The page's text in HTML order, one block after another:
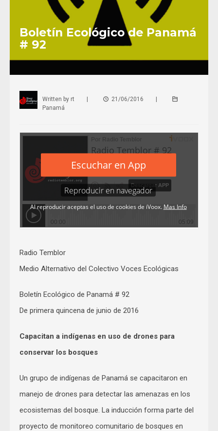
Boletín Ecológico de Panamá
# 92
Written by rt | 21/06/2016
|
Panamá
Radio Temblor
Medio Alternativo del Colectivo Voces Ecológicas
Boletín Ecológico de Panamá # 92
De primera quincena de junio de 2016
Capacitan a indígenas en uso de drones para
conservar los bosques
Un grupo de indígenas de Panamá se capacitaron en
manejo de drones para detectar las amenazas en los
ecosistemas del bosque. La inducción forma parte del
proyecto de monitoreo comunitario de bosques en